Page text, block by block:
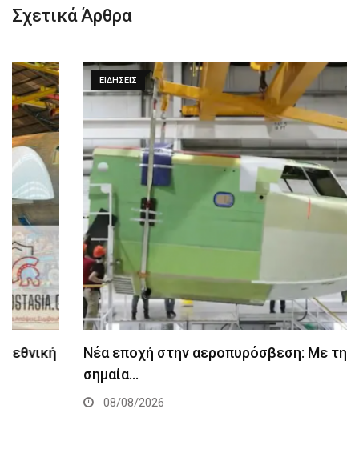
Σχετικά Άρθρα
ΕΙΔΉΣΕΙΣ
Νέα εποχή στην αεροπυρόσβεση: Με την ελληνική
08/08/2026